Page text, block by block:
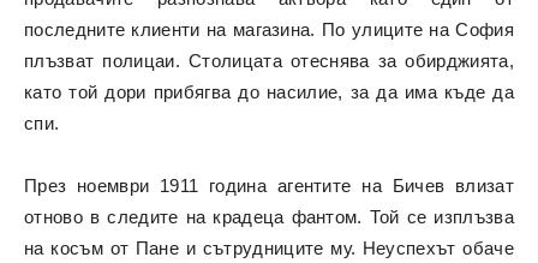
последните клиенти на магазина. По улиците на София
плъзват полицаи. Столицата отеснява за обирджията,
като той дори прибягва до насилие, за да има къде да
спи.
През ноември 1911 година агентите на Бичев влизат
отново в следите на крадеца фантом. Той се изплъзва
на косъм от Пане и сътрудниците му. Неуспехът обаче